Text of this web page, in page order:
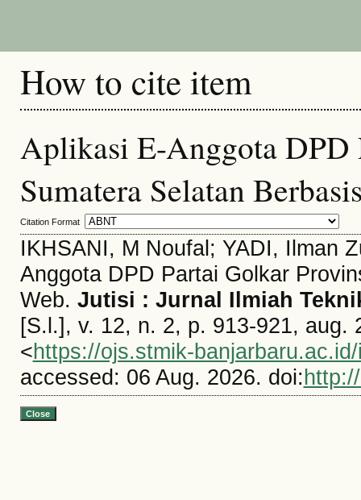
How to cite item
Aplikasi E-Anggota DPD
Sumatera Selatan
Citation Format
IKHSANI, M Noufal; YADI, Ilman
Anggota DPD Partai Golkar
Web. Jutisi : Jurnal Ilmiah
[S.l.], v. 12, n. 2, p. 913-921, aug.
<https://ojs.stmik-
accessed: 06 Aug. 2026. doi: